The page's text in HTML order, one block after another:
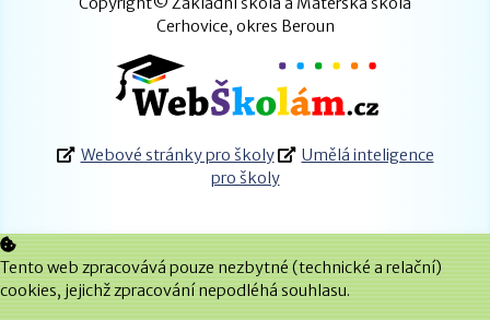
Cerhovice, okres Beroun
Webové stránky pro školy
Umělá inteligence
pro školy
Tento web zpracovává pouze nezbytné (technické a relační)
cookies, jejichž zpracování nepodléhá souhlasu.